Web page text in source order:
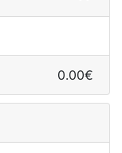
0.00€